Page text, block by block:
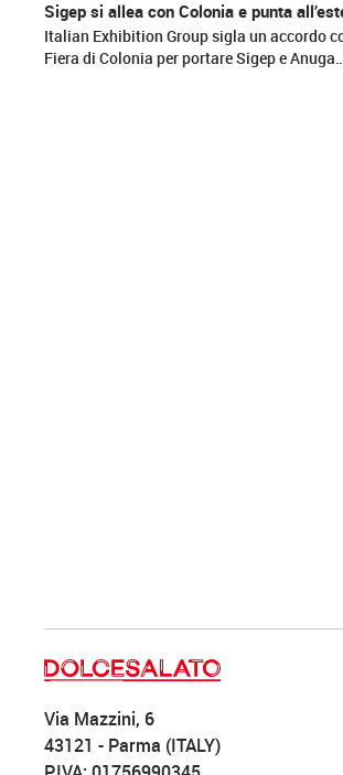
Sigep si allea con Colonia e punta
Italian Exhibition Group sigla un accordo
Fiera di Colonia per portare Sigep e
Via Mazzini, 6
43121 - Parma (ITALY)